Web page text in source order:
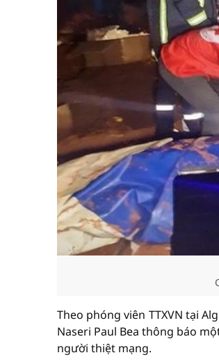
Theo phóng viên TTXVN tại
Naseri Paul Bea thông báo
người thiệt mạng.